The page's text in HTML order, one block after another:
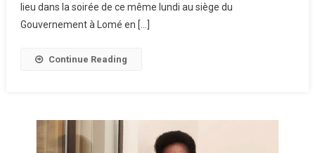
lieu dans la soirée de ce même lundi au siège du
Gouvernement à Lomé en […]
Continue Reading